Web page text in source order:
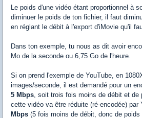
Le poids d'une vidéo étant proportionnel à
diminuer le poids de ton fichier, il faut
en réglant le débit à l'export d'iMovie qu'il
Dans ton exemple, tu nous as dit avoir
Mo de la seconde ou 6,75 Go de l'heure.
Si on prend l'exemple de YouTube, en
images/seconde, il est demandé pour un
5 Mbps , soit trois fois moins de débit et
cette vidéo va être réduite (ré-encodée) par
Mbps (5 fois moins de débit, donc de